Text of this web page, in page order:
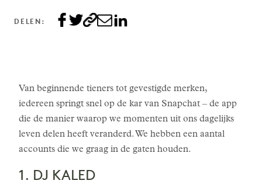
DELEN:
Van beginnende tieners tot gevestigde merken,
iedereen springt snel op de kar van Snapchat – de app
die de manier waarop we momenten uit ons dagelijks
leven delen heeft veranderd. We hebben een aantal
accounts die we graag in de gaten houden.
1. DJ KALED